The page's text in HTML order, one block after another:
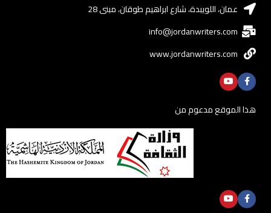
عمان، اللويبدة، شارع ابراهيم طوقان، مبنى 28
info@jordanwriters.com
www.jordanwriters.com
هذا الموقع مدعوم من